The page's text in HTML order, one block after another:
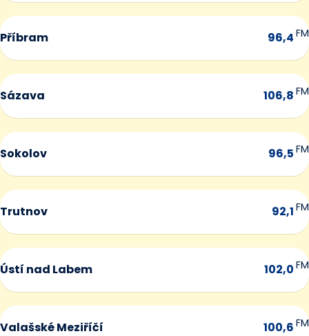
Příbram 96,4 FM
Sázava 106,8 FM
Sokolov 96,5 FM
Trutnov 92,1 FM
Ústí nad Labem 102,0 FM
Valašské Meziříčí 100,6 FM